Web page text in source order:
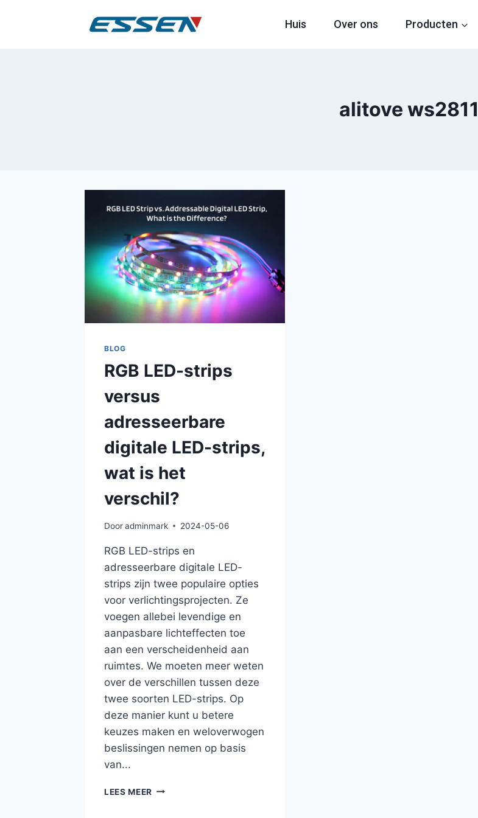
Huis Over ons Producten
alitove ws2811
BLOG
RGB LED-strips
versus
adresseerbare
digitale LED-strips,
wat is het
verschil?
Dooradminmark 2024-05-06
RGB LED-strips en
adresseerbare digitale LED-
strips zijn twee populaire opties
voor verlichtingsprojecten. Ze
voegen allebei levendige en
aanpasbare lichteffecten toe
aan een verscheidenheid aan
ruimtes. We moeten meer weten
over de verschillen tussen deze
twee soorten LED-strips. Op
deze manier kunt u betere
keuzes maken en weloverwogen
beslissingen nemen op basis
van...
LEES MEER